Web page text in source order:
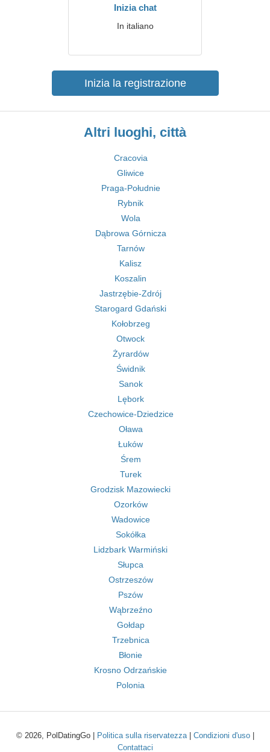
Inizia chat
In italiano
Inizia la registrazione
Altri luoghi, città
Cracovia
Gliwice
Praga-Południe
Rybnik
Wola
Dąbrowa Górnicza
Tarnów
Kalisz
Koszalin
Jastrzębie-Zdrój
Starogard Gdański
Kołobrzeg
Otwock
Żyrardów
Świdnik
Sanok
Lębork
Czechowice-Dziedzice
Oława
Łuków
Śrem
Turek
Grodzisk Mazowiecki
Ozorków
Wadowice
Sokółka
Lidzbark Warmiński
Słupca
Ostrzeszów
Pszów
Wąbrzeźno
Gołdap
Trzebnica
Błonie
Krosno Odrzańskie
Polonia
© 2026, PolDatingGo | Politica sulla riservatezza| Condizioni d'uso|
Contattaci